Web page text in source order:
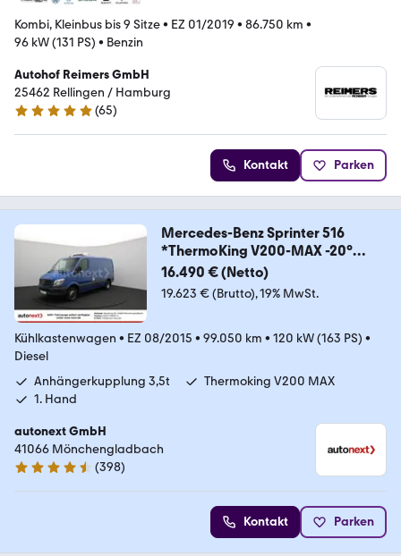
Kombi, Kleinbus bis 9 Sitze• EZ 01/2019 • 86.750 km •
96 kW (131 PS) • Benzin
Autohof Reimers GmbH
25462 Rellingen / Hamburg
5 Sterne
(65)
Kontakt Parken
Mercedes-Benz Sprinter 516
*ThermoKing V200-MAX -20°
Tief*
16.490 € (Netto)
19.623 € (Brutto) 19% MwSt.
Kühlkastenwagen • EZ 08/2015 • 99.050 km • 120 kW (163 PS) •
Diesel
Anhängerkupplung 3,5t
Thermoking V200 MAX
1. Hand
autonext GmbH
41066 Mönchengladbach
4.7 Sterne
(398)
Kontakt Parken